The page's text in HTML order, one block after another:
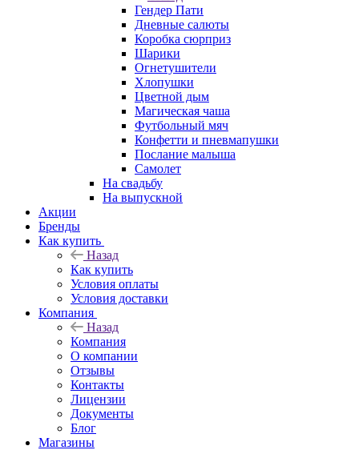
Гендер Пати
Дневные салюты
Коробка сюрприз
Шарики
Огнетушители
Хлопушки
Цветной дым
Магическая чаша
Футбольный мяч
Конфетти и пневмапушки
Послание малыша
Самолет
На свадьбу
На выпускной
Акции
Бренды
Как купить
Назад
Как купить
Условия оплаты
Условия доставки
Компания
Назад
Компания
О компании
Отзывы
Контакты
Лицензии
Документы
Блог
Магазины